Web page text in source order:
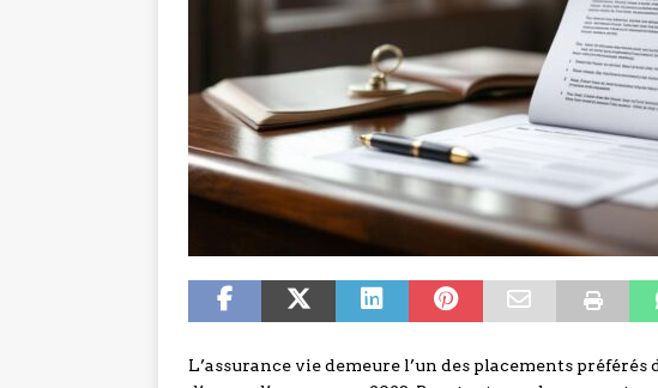
L’assurance vie demeure l’un des placements préférés